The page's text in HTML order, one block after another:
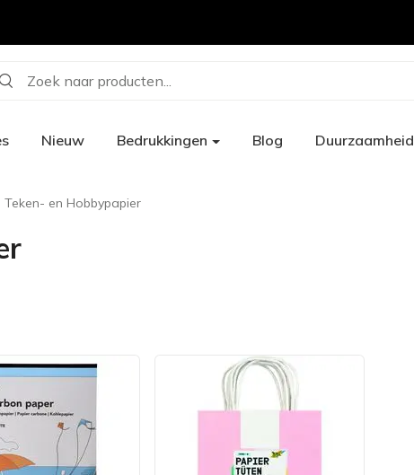
Zoek naar producten...
Nieuw Bedrukkingen Blog Duurzaamheid
Teken- en Hobbypapier